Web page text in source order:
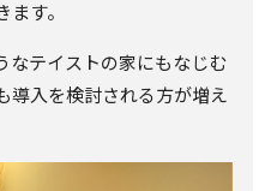
す。
なテイストの家にもなじむ
導入を検討される方が増え